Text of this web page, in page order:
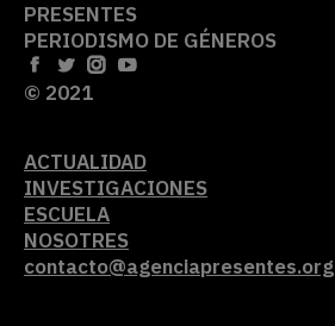
PRESENTES
PERIODISMO DE GÉNEROS
© 2021
ACTUALIDAD
INVESTIGACIONES
ESCUELA
NOSOTRES
contacto@agenciapresentes.org